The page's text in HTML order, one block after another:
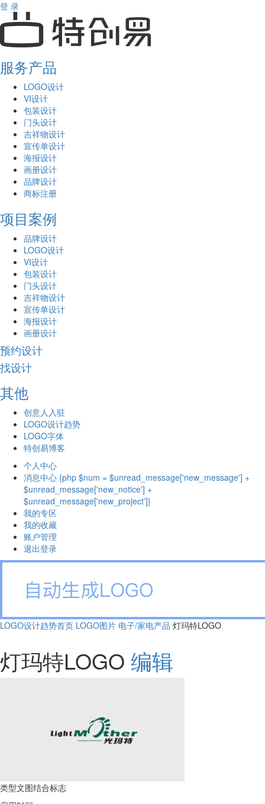
登 录
服务产品
LOGO设计
VI设计
包装设计
门头设计
吉祥物设计
宣传单设计
海报设计
画册设计
品牌设计
商标注册
项目案例
品牌设计
LOGO设计
VI设计
包装设计
门头设计
吉祥物设计
宣传单设计
海报设计
画册设计
预约设计
找设计
其他
创意人入驻
LOGO设计趋势
LOGO字体
特创易博客
个人中心
消息中心 {php $num = $unread_message['new_message'] +
$unread_message['new_notice'] +
$unread_message['new_project']}
我的专区
我的收藏
账户管理
退出登录
LOGO设计趋势首页 LOGO图片 电子/家电产品 灯玛特LOGO
灯玛特LOGO 编辑
类型文图结合标志